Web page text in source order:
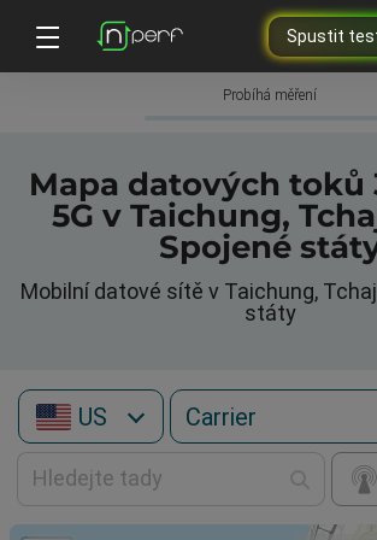
Spustit
Probíhá měření
Mapa datových toků
5G v Taichung,
Spojené
Mobilní datové sítě v Taichung,
státy
US